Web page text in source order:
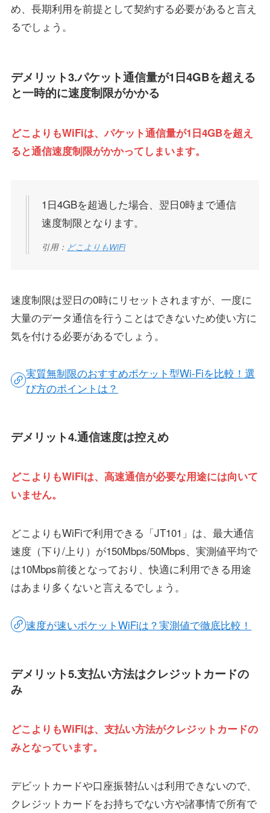
め、長期利用を前提として契約する必要があると言え
るでしょう。
デメリット3.パケット通信量が1日4GBを超える
と一時的に速度制限がかかる
どこよりもWiFiは、パケット通信量が1日4GBを超え
ると通信速度制限がかかってしまいます。
1日4GBを超過した場合、翌日0時まで通信
速度制限となります。
引用： どこよりもWiFi
速度制限は翌日の0時にリセットされますが、一度に
大量のデータ通信を行うことはできないため使い方に
気を付ける必要があるでしょう。
実質無制限のおすすめポケット型Wi-Fiを比較！選
び方のポイントは？
デメリット4.通信速度は控えめ
どこよりもWiFiは、高速通信が必要な用途には向いて
いません。
どこよりもWiFiで利用できる「JT101」は、最大通信
速度（下り/上り）が150Mbps/50Mbps、実測値平均で
は10Mbps前後となっており、快適に利用できる用途
はあまり多くないと言えるでしょう。
速度が速いポケットWiFiは？実測値で徹底比較！
デメリット5.支払い方法はクレジットカードの
み
どこよりもWiFiは、支払い方法がクレジットカードの
みとなっています。
デビットカードや口座振替払いは利用できないので、
クレジットカードをお持ちでない方や諸事情で所有で